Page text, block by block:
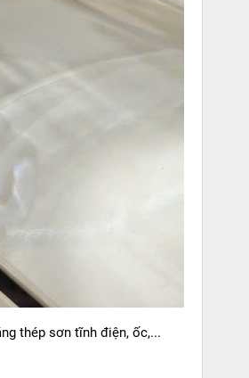
thép sơn tĩnh điện, ốc,...